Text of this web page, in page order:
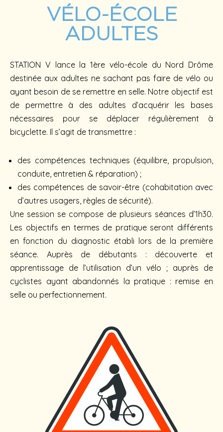
VÉLO-ÉCOLE
ADULTES
STATION V lance la 1ère vélo-école du Nord Drôme
destinée aux adultes ne sachant pas faire de vélo ou
ayant besoin de se remettre en selle. Notre objectif est
de permettre à des adultes d’acquérir les bases
nécessaires pour se déplacer régulièrement à
bicyclette. Il s’agit de transmettre :
des compétences techniques (équilibre, propulsion,
conduite, entretien & réparation) ;
des compétences de savoir-être (cohabitation avec
d’autres usagers, règles de sécurité).
Une session se compose de plusieurs séances d’1h30.
Les objectifs en termes de pratique seront différents
en fonction du diagnostic établi lors de la première
séance. Auprès de débutants : découverte et
apprentissage de l’utilisation d’un vélo ; auprès de
cyclistes ayant abandonnés la pratique : remise en
selle ou perfectionnement.